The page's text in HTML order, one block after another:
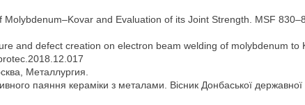
and Evaluation of its Joint Strength. MSF
and defect creation on electron beam welding of molybdenum to
Металлургия.
паяння кераміки з металами. Вісник Донбаської державної